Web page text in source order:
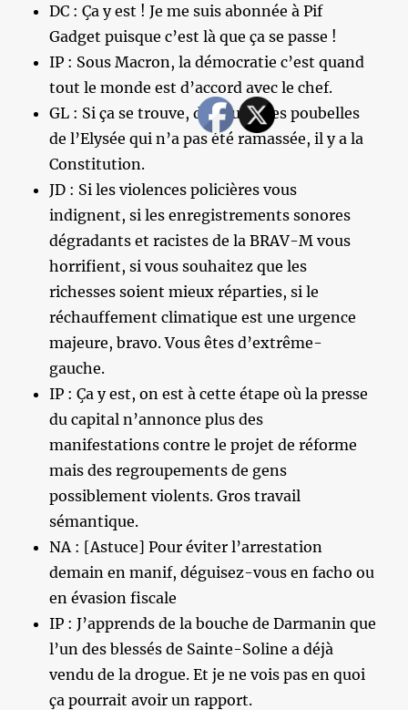
DC : Ça y est ! Je me suis abonnée à Pif
Gadget puisque c’est là que ça se passe !
IP : Sous Macron, la démocratie c’est quand
tout le monde est d’accord avec le chef.
GL : Si ça se trouve, dans une des poubelles
de l’Elysée qui n’a pas été ramassée, il y a la
Constitution.
JD : Si les violences policières vous
indignent, si les enregistrements sonores
dégradants et racistes de la BRAV-M vous
horrifient, si vous souhaitez que les
richesses soient mieux réparties, si le
réchauffement climatique est une urgence
majeure, bravo. Vous êtes d’extrême-
gauche.
IP : Ça y est, on est à cette étape où la presse
du capital n’annonce plus des
manifestations contre le projet de réforme
mais des regroupements de gens
possiblement violents. Gros travail
sémantique.
NA : [Astuce] Pour éviter l’arrestation
demain en manif, déguisez-vous en facho ou
en évasion fiscale
IP : J’apprends de la bouche de Darmanin que
l’un des blessés de Sainte-Soline a déjà
vendu de la drogue. Et je ne vois pas en quoi
ça pourrait avoir un rapport.